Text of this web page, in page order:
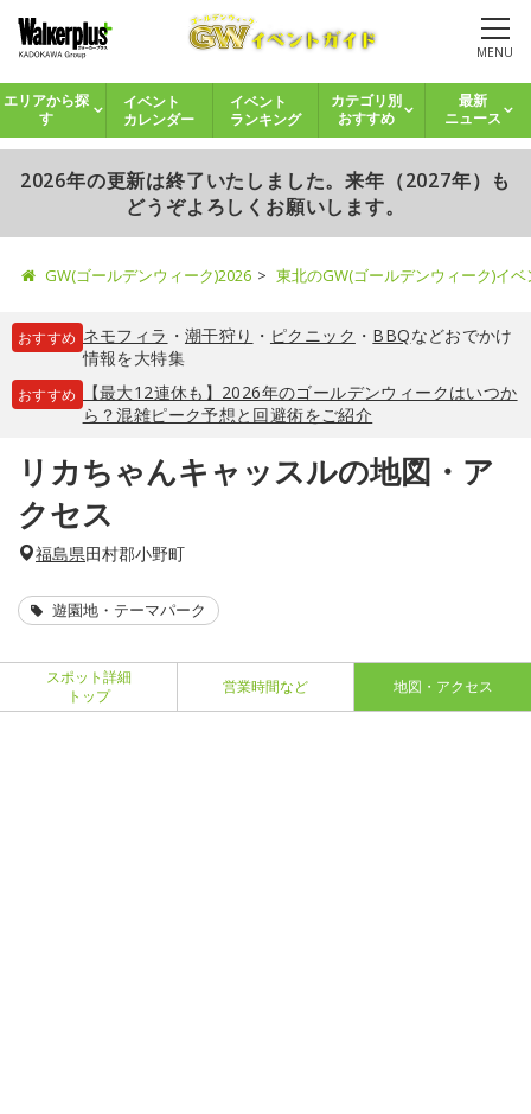
MENU
エリアから探
す
イベント
カレンダー
イベント
ランキング
カテゴリ別
おすすめ
最新
ニュース
2026年の更新は終了いたしました。来年（2027年）も
どうぞよろしくお願いします。
GW(ゴールデンウィーク)2026 東北のGW(ゴールデンウィーク)イ
おすすめ ネモフィラ ・ 潮干狩り ・ ピクニック ・ BBQなどおでかけ
情報を大特集
おすすめ
【最大12連休も】2026年のゴールデンウィークはいつか
ら？混雑ピーク予想と回避術をご紹介
リカちゃんキャッスルの地図・ア
クセス
福島県田村郡小野町
遊園地・テーマパーク
スポット詳細
トップ
営業時間など 地図・アクセス